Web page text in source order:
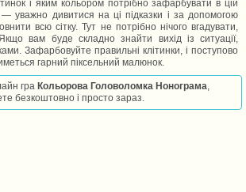
і яким кольором потрібно зафарбувати в цій
уважно дивитися на ці підказки і за допомогою
всю сітку. Тут не потрібно нічого вгадувати,
вам буде складно знайти вихід із ситуації,
Зафарбовуйте правильні клітинки, і поступово
гарний піксельний малюнок.
гра Кольорова Головоломка Нонограма,
безкоштовно і просто зараз.